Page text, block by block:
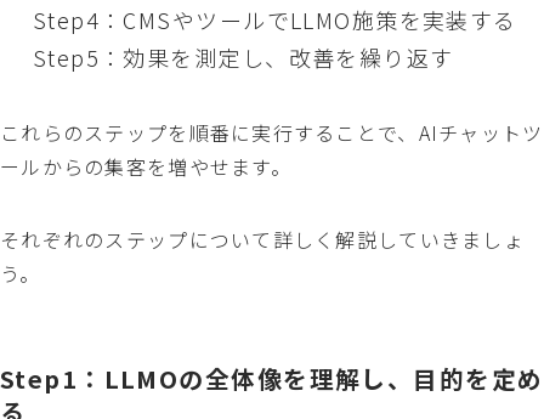
Step4：CMSやツールでLLMO施策を実装する
Step5：効果を測定し、改善を繰り返す
これらのステップを順番に実行することで、AIチャットツ
ールからの集客を増やせます。
それぞれのステップについて詳しく解説していきましょ
う。
Step1：LLMOの全体像を理解し、目的を定め
る